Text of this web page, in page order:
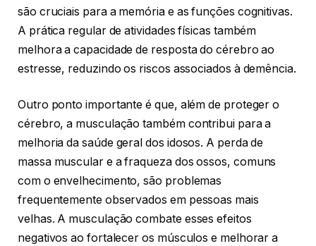
são cruciais para a memória e as funções cognitivas.
A prática regular de atividades físicas também
melhora a capacidade de resposta do cérebro ao
estresse, reduzindo os riscos associados à demência.
Outro ponto importante é que, além de proteger o
cérebro, a musculação também contribui para a
melhoria da saúde geral dos idosos. A perda de
massa muscular e a fraqueza dos ossos, comuns
com o envelhecimento, são problemas
frequentemente observados em pessoas mais
velhas. A musculação combate esses efeitos
negativos ao fortalecer os músculos e melhorar a